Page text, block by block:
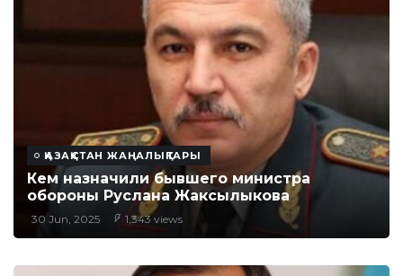
ҚАЗАҚСТАН ЖАҢАЛЫҚТАРЫ
Кем назначили бывшего министра
обороны Руслана Жаксылыкова
30 Jun, 2025 1,343 views